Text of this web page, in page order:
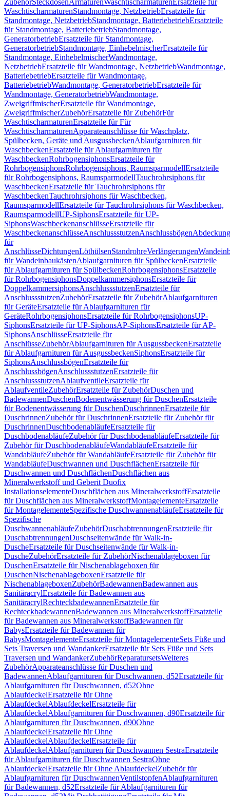
ZubehörSteckdosenArmaturenWaschtischarmaturen Ersatzteile für
WaschtischarmaturenStandmontage, NetzbetriebErsatzteile für
Standmontage, NetzbetriebStandmontage, BatteriebetriebErsatzteile
für Standmontage, BatteriebetriebStandmontage,
GeneratorbetriebErsatzteile für Standmontage,
GeneratorbetriebStandmontage, EinhebelmischerErsatzteile für
Standmontage, EinhebelmischerWandmontage,
NetzbetriebErsatzteile für Wandmontage, NetzbetriebWandmontage,
BatteriebetriebErsatzteile für Wandmontage,
BatteriebetriebWandmontage, GeneratorbetriebErsatzteile für
Wandmontage, GeneratorbetriebWandmontage,
ZweigriffmischerErsatzteile für Wandmontage,
ZweigriffmischerZubehörErsatzteile für ZubehörFür
WaschtischarmaturenErsatzteile für Für
WaschtischarmaturenApparateanschlüsse für Waschplatz,
Spülbecken, Geräte und AusgussbeckenAblaufgarnituren für
WaschbeckenErsatzteile für Ablaufgarnituren für
WaschbeckenRohrbogensiphonsErsatzteile für
RohrbogensiphonsRohrbogensiphons, RaumsparmodellErsatzteile
für Rohrbogensiphons, RaumsparmodellTauchrohrsiphons für
WaschbeckenErsatzteile für Tauchrohrsiphons für
WaschbeckenTauchrohrsiphons für Waschbecken,
RaumsparmodellErsatzteile für Tauchrohrsiphons für Waschbecken,
RaumsparmodellUP-SiphonsErsatzteile für UP-
SiphonsWaschbeckenanschlüsseErsatzteile für
WaschbeckenanschlüsseAnschlussstutzenAnschlussbögen
für
AnschlüsseDichtungenLöthülsenStandrohreVerlängerungen
für WandeinbaukästenAblaufgarnituren für SpülbeckenErsatzteile
für Ablaufgarnituren für SpülbeckenRohrbogensiphonsErsatzteile
für RohrbogensiphonsDoppelkammersiphonsErsatzteile für
DoppelkammersiphonsAnschlussstutzenErsatzteile für
AnschlussstutzenZubehörErsatzteile für ZubehörAblaufgarnituren
für GeräteErsatzteile für Ablaufgarnituren für
GeräteRohrbogensiphonsErsatzteile für RohrbogensiphonsUP-
SiphonsErsatzteile für UP-SiphonsAP-SiphonsErsatzteile für AP-
SiphonsAnschlüsseErsatzteile für
AnschlüsseZubehörAblaufgarnituren für AusgussbeckenErsatzteile
für Ablaufgarnituren für AusgussbeckenSiphonsErsatzteile für
SiphonsAnschlussbögenErsatzteile für
AnschlussbögenAnschlussstutzenErsatzteile für
AnschlussstutzenAblaufventileErsatzteile für
AblaufventileZubehörErsatzteile für ZubehörDuschen und
BadewannenDuschenBodenentwässerung für DuschenErsatzteile
für Bodenentwässerung für DuschenDuschrinnenErsatzteile für
DuschrinnenZubehör für DuschrinnenErsatzteile für Zubehör für
DuschrinnenDuschbodenabläufeErsatzteile für
DuschbodenabläufeZubehör für DuschbodenabläufeErsatzteile für
Zubehör für DuschbodenabläufeWandabläufeErsatzteile für
WandabläufeZubehör für WandabläufeErsatzteile für Zubehör für
WandabläufeDuschwannen und DuschflächenErsatzteile für
Duschwannen und DuschflächenDuschflächen aus
Mineralwerkstoff und Geberit Duofix
InstallationselementeDuschflächen aus MineralwerkstoffErsatzteile
für Duschflächen aus MineralwerkstoffMontagelementeErsatzteile
für MontagelementeSpezifische DuschwannenabläufeErsatzteile für
Spezifische
DuschwannenabläufeZubehörDuschabtrennungenErsatzteile für
DuschabtrennungenDuschseitenwände für Walk-in-
DuscheErsatzteile für Duschseitenwände für Walk-in-
DuscheZubehörErsatzteile für ZubehörNischenablageboxen für
DuschenErsatzteile für Nischenablageboxen für
DuschenNischenablageboxenErsatzteile für
NischenablageboxenZubehörBadewannenBadewannen aus
SanitäracrylErsatzteile für Badewannen aus
SanitäracrylRechteckbadewannenErsatzteile für
RechteckbadewannenBadewannen aus MineralwerkstoffErsatzteile
für Badewannen aus MineralwerkstoffBadewannen für
BabysErsatzteile für Badewannen für
BabysMontagelementeErsatzteile für MontagelementeSets Füße und
Sets Traversen und WandankerErsatzteile für Sets Füße und Sets
Traversen und WandankerZubehörReparatursetsWeiteres
ZubehörApparateanschlüsse für Duschen und
BadewannenAblaufgarnituren für Duschwannen, d52Ersatzteile für
Ablaufgarnituren für Duschwannen, d52Ohne
AblaufdeckelErsatzteile für Ohne
AblaufdeckelAblaufdeckelErsatzteile für
AblaufdeckelAblaufgarnituren für Duschwannen, d90Ersatzteile für
Ablaufgarnituren für Duschwannen, d90Ohne
AblaufdeckelErsatzteile für Ohne
AblaufdeckelAblaufdeckelErsatzteile für
AblaufdeckelAblaufgarnituren für Duschwannen SestraErsatzteile
für Ablaufgarnituren für Duschwannen SestraOhne
AblaufdeckelErsatzteile für Ohne AblaufdeckelZubehör für
Ablaufgarnituren für DuschwannenVentilstopfenAblaufgarnituren
für Badewannen, d52Ersatzteile für Ablaufgarnituren für